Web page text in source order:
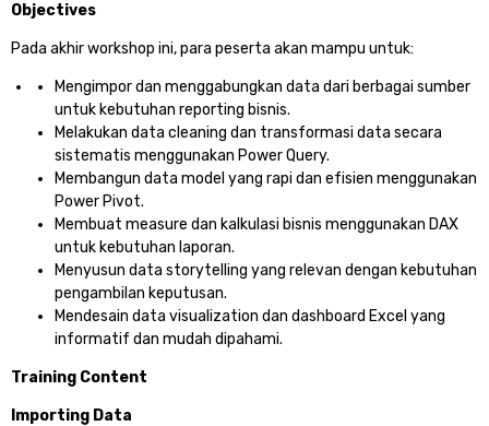
Objectives
Pada akhir workshop ini, para peserta akan mampu untuk:
Mengimpor dan menggabungkan data dari berbagai sumber
untuk kebutuhan reporting bisnis.
Melakukan data cleaning dan transformasi data secara
sistematis menggunakan Power Query.
Membangun data model yang rapi dan efisien menggunakan
Power Pivot.
Membuat measure dan kalkulasi bisnis menggunakan DAX
untuk kebutuhan laporan.
Menyusun data storytelling yang relevan dengan kebutuhan
pengambilan keputusan.
Mendesain data visualization dan dashboard Excel yang
informatif dan mudah dipahami.
Training Content
Importing Data